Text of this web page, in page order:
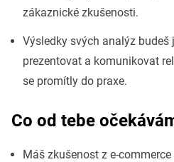
zákaznické zkušenosti.
Výsledky svých analýz budeš
prezentovat a komunikovat
se promítly do praxe.
Co od tebe
Máš zkušenost z e-